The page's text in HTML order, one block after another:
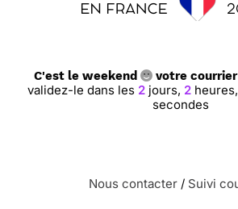
C'est le weekend votre courrier
validez-le dans les 2 jours, 2 heures,
secondes
Nous contacter / Suivi